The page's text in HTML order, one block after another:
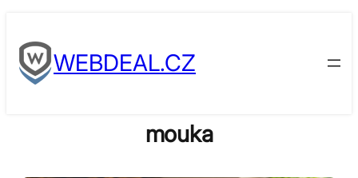
to
contentWEBDEAL.CZ
mouka